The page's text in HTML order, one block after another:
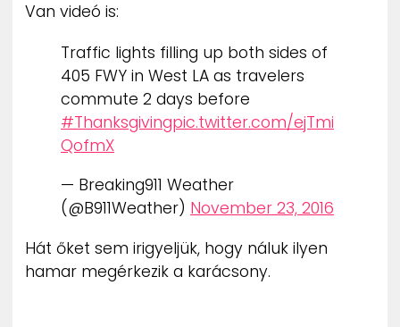
Van videó is:
Traffic lights filling up both sides of
405 FWY in West LA as travelers
commute 2 days before
#Thanksgivingpic.twitter.com/ejTmi
QofmX
— Breaking911 Weather
(@B911Weather) November 23, 2016
Hát őket sem irigyeljük, hogy náluk ilyen
hamar megérkezik a karácsony.